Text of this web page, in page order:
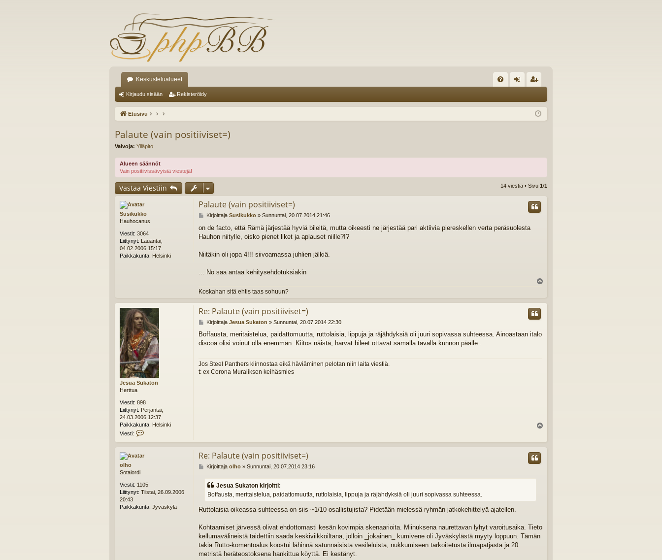
Keskustelualueet
K au ist
Kirjaudu sisään Rekisteröidy
Etusivu
Palaute (vain positiiviset=)
Valvoja: Ylläpito
Alueen säännöt
Vain positiivissävyisiä viestejä!
Vastaa Viestiin 14 viestiä • Sivu 1/1
Susikukko
Hauhocanus
Viestit: 3064
Liittynyt: Lauantai,
04.02.2006 15:17
Paikkakunta: Helsinki
Palaute (vain positiiviset=)
V
e
s
i
Kirjoittaja Susikukko» Sunnuntai, 20.07.2014 21:46
on de facto, että Rämä järjestää hyviä bileitä, mutta oikeesti ne järjestää pari aktiivia piereskellen verta peräsuolesta
Hauhon niitylle, oisko pienet liket ja aplauset niille?!?
Niitäkin oli jopa 4!!! siivoamassa juhlien jälkiä.
... No saa antaa kehitysehdotuksiakin
Koskahan sitä ehtis taas sohuun?
s
Jesua Sukaton
Herttua
Viestit: 898
Liittynyt: Perjantai,
24.03.2006 12:37
Paikkakunta: Helsinki
Viesti:
e
s
a
Re: Palaute (vain positiiviset=)
V
e
s
Kirjoittaja Jesua Sukaton » Sunnuntai, 20.07.2014 22:30
Boffausta, meritaistelua, paidattomuutta, ruttolaisia, lippuja ja räjähdyksiä oli juuri sopivassa suhteessa. Ainoastaan italo
discoa olisi voinut olla enemmän. Kiitos näistä, harvat bileet ottavat samalla tavalla kunnon päälle..
Jos Steel Panthers kiinnostaa eikä häviäminen pelotan niin laita viestiä.
t: ex Corona Muraliksen keihäsmies
ö
s
olho
Sotalordi
Viestit: 1105
Liittynyt: Tiistai, 26.09.2006
20:43
Paikkakunta: Jyväskylä
Re: Palaute (vain positiiviset=)
V
e
Kirjoittaja olho» Sunnuntai, 20.07.2014 23:16
Jesua Sukaton kirjoitti:
Boffausta, meritaistelua, paidattomuutta, ruttolaisia, lippuja ja räjähdyksiä oli juuri sopivassa suhteessa.
Ruttolaisia oikeassa suhteessa on siis ~1/10 osallistujista? Pidetään mielessä ryhmän jatkokehittelyä ajatellen.
Kohtaamiset järvessä olivat ehdottomasti kesän kovimpia skenaarioita. Miinuksena naurettavan lyhyt varoitusaika. Tieto
kellumavälineistä taidettiin saada keskiviikkoiltana, jolloin _jokainen_ kumivene oli Jyväskylästä myyty loppuun. Tämän
takia Rutto-komentoalus koostui lähinnä satunnaisista vesileluista, nukkumiseen tarkoitetusta ilmapatjasta ja 20
metristä heräteostoksena hankittua köyttä. Ei kestänyt.